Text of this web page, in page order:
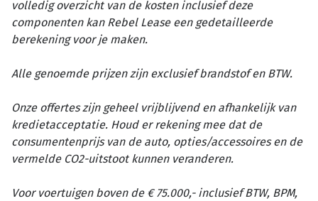
volledig overzicht van de kosten inclusief deze
componenten kan Rebel Lease een gedetailleerde
berekening voor je maken.
Alle genoemde prijzen zijn exclusief brandstof en BTW.
Onze offertes zijn geheel vrijblijvend en afhankelijk van
kredietacceptatie. Houd er rekening mee dat de
consumentenprijs van de auto, opties/accessoires en de
vermelde CO2-uitstoot kunnen veranderen.
Voor voertuigen boven de € 75.000,- inclusief BTW, BPM,